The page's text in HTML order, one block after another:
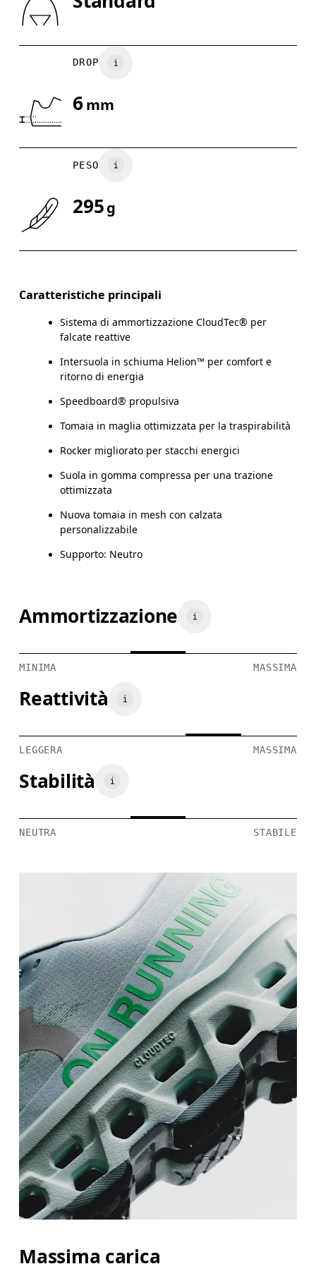
Scorri in orizzontale per visualizzare la tabella
DROP
6mm
PESO
295g
Caratteristiche principali
Sistema di ammortizzazione CloudTec® per
falcate reattive
Intersuola in schiuma Helion™ per comfort e
ritorno di energia
Speedboard® propulsiva
Tomaia in maglia ottimizzata per la traspirabilità
Rocker migliorato per stacchi energici
Suola in gomma compressa per una trazione
ottimizzata
Nuova tomaia in mesh con calzata
personalizzabile
Supporto: Neutro
Ammortizzazione
MINIMA MASSIMA
Reattività
LEGGERA MASSIMA
Stabilità
NEUTRA STABILE
Massima carica